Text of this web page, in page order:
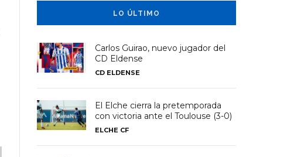
LO ÚLTIMO
Carlos Guirao, nuevo jugador del
CD Eldense
CD ELDENSE
El Elche cierra la pretemporada
con victoria ante el Toulouse (3-0)
ELCHE CF